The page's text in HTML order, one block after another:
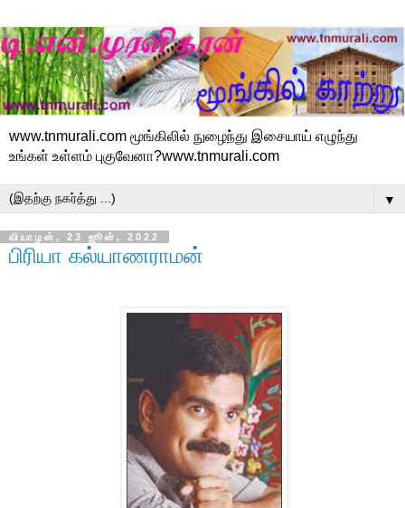
www.tnmurali.com மூங்கிலில் நுழைந்து இசையாய் எழுந்து
உங்கள் உள்ளம் புகுவேனா?www.tnmurali.com
▼
வியாழன், 23 ஜூன், 2022
பிரியா கல்யாணராமன்